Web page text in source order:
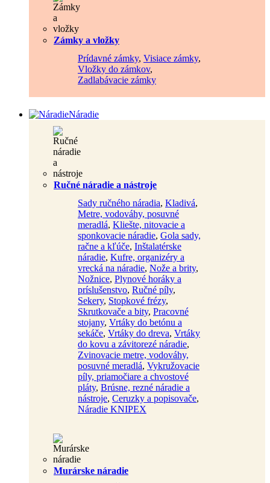
Zámky a vložky
Prídavné zámky, Visiace zámky,
Vložky do zámkov,
Zadlabávacie zámky
Náradie
Ručné náradie a nástroje
Sady ručného náradia, Kladivá,
Metre, vodováhy, posuvné
meradlá, Kliešte, nitovacie a
sponkovacie náradie, Gola sady,
račne a kľúče, Inštalatérske
náradie, Kufre, organizéry a
vrecká na náradie, Nože a brity,
Nožnice, Plynové horáky a
príslušenstvo, Ručné píly,
Sekery, Stopkové frézy,
Skrutkovače a bity, Pracovné
stojany, Vrtáky do betónu a
sekáče, Vrtáky do dreva, Vrtáky
do kovu a závitorezé náradie,
Zvinovacie metre, vodováhy,
posuvné meradlá, Vykružovacie
píly, priamočiare a chvostové
pláty, Brúsne, rezné náradie a
nástroje, Ceruzky a popisovače,
Náradie KNIPEX
Murárske náradie